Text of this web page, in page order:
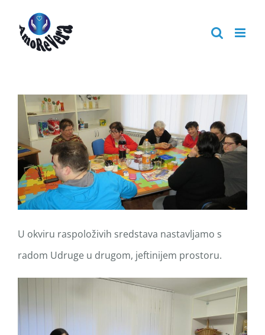
content
U okviru raspoloživih sredstava nastavljamo s
radom Udruge u drugom, jeftinijem prostoru.